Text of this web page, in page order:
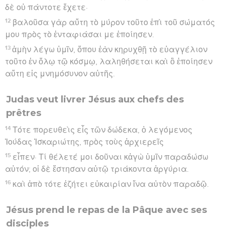
δὲ οὐ πάντοτε ἔχετε·
12 βαλοῦσα γὰρ αὕτη τὸ μύρον τοῦτο ἐπὶ τοῦ σώματός
μου πρὸς τὸ ἐνταφιάσαι με ἐποίησεν.
13 ἀμὴν λέγω ὑμῖν, ὅπου ἐὰν κηρυχθῇ τὸ εὐαγγέλιον
τοῦτο ἐν ὅλῳ τῷ κόσμῳ, λαληθήσεται καὶ ὃ ἐποίησεν
αὕτη εἰς μνημόσυνον αὐτῆς.
Judas veut livrer Jésus aux chefs des
prêtres
14 Τότε πορευθεὶς εἷς τῶν δώδεκα, ὁ λεγόμενος
Ἰούδας Ἰσκαριώτης, πρὸς τοὺς ἀρχιερεῖς
15 εἶπεν· Τί θέλετέ μοι δοῦναι κἀγὼ ὑμῖν παραδώσω
αὐτόν; οἱ δὲ ἔστησαν αὐτῷ τριάκοντα ἀργύρια.
16 καὶ ἀπὸ τότε ἐζήτει εὐκαιρίαν ἵνα αὐτὸν παραδῷ.
Jésus prend le repas de la Pâque avec ses
disciples